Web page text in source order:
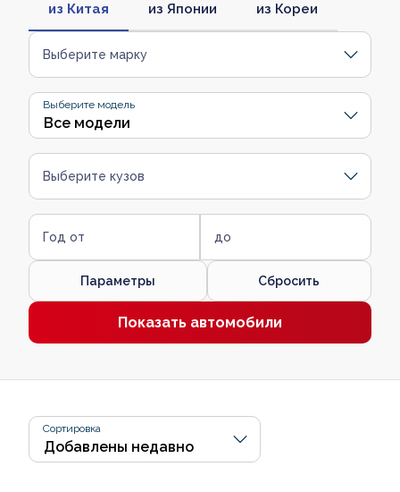
из Китая из Японии из Кореи
Выберите марку
Выберите модель
Выберите кузов
Год от до
Параметры Сбросить
Показать автомобили
Сортировка